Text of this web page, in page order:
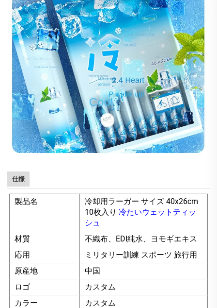
仕様
製品名
冷却用ラーガー サイズ 40x26cm
10枚入り 冷たいウェットティッ
シュ
材質
不織布、EDI純水、ヨモギエキス
応用
ミリタリー訓練 スポーツ 旅行用
原産地
中国
ロゴ
カスタム
カラー
カスタム